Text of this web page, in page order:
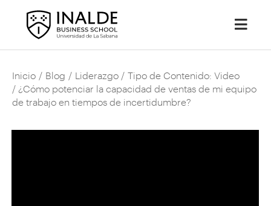
Inicio / Blog / Liderazgo / Tipo de Contenido: Video
/ ¿Cómo potenciar la capacidad de ventas de mi equipo
de trabajo en tiempos de incertidumbre?